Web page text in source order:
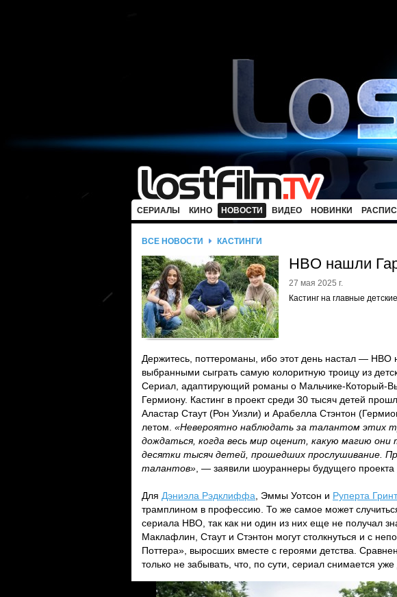
СЕРИАЛЫ КИНО НОВОСТИ ВИДЕО НОВИНКИ
ВСЕ НОВОСТИ КАСТИНГИ
HBO нашли
27 мая 2025 г.
Кастинг на главные
Держитесь, поттероманы, ибо этот день настал —
выбранными сыграть самую колоритную троицу из
Сериал, адаптирующий романы о Мальчике-Который-
Гермиону. Кастинг в проект среди 30 тысяч детей
Аластар Стаут (Рон Уизли) и Арабелла Стэнтон
летом. «Невероятно наблюдать за талантом этих
дождаться, когда весь мир оценит, какую магию
десятки тысяч детей, прошедших прослушивание.
талантов» , — заявили шоураннеры будущего проекта
Для Дэниэла Рэдклиффа , Эммы Уотсон и Руперта
трамплином в профессию. То же самое может
сериала HBO, так как ни один из них еще не получал
Маклафлин, Стаут и Стэнтон могут столкнуться и с
Поттера», выросших вместе с героями детства.
только не забывать, что, по сути, сериал снимается